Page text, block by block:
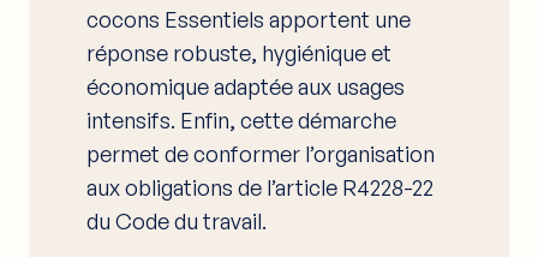
cocons Essentiels apportent une
réponse robuste, hygiénique et
économique adaptée aux usages
intensifs. Enfin, cette démarche
permet de conformer l’organisation
aux obligations de l’article R4228-22
du Code du travail.